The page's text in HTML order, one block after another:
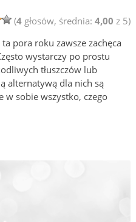
(4głosów, średnia: 4,00 z 5)
pora roku zawsze zachęca
wystarczy po prostu
tłuszczów lub
alternatywą dla nich są
w sobie wszystko, czego